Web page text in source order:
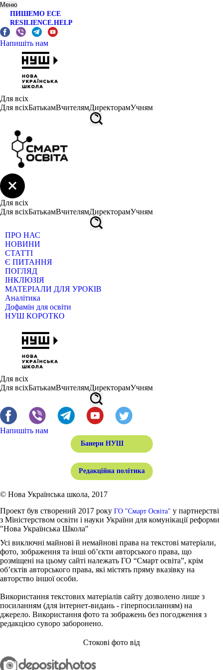
Меню
ПИШЕМО ЕСЕ
RESILIENCE.HELP
Напишіть нам
Для всіх
Для всіхБатькамВчителямДиректорамУчням
Для всіх
Для всіхБатькамВчителямДиректорамУчням
ПРО НАС
НОВИНИ
СТАТТІ
Є ПИТАННЯ
ПОГЛЯД
ІНКЛЮЗІЯ
МАТЕРІАЛИ ДЛЯ УРОКІВ
Аналітика
Дофамін для освіти
НУШ КОРОТКО
Для всіх
Для всіхБатькамВчителямДиректорамУчням
Напишіть нам
Банери НУШ
Редакційна політика
© Нова Українська школа, 2017
Проект був створений 2017 року ГО "Смарт Освіта" у партнерстві
з Міністерством освіти і науки України для комунікації реформи
"Нова Українська Школа"
Усі виключні майнові й немайнові права на текстові матеріали,
фото, зображення та інші об’єкти авторського права, що
розміщені на цьому сайті належать ГО “Смарт освіта”, крім
об’єктів авторського права, які містять пряму вказівку на
авторство іншої особи.
Використання текстових матеріалів сайту дозволено лише з
посиланням (для інтернет-видань - гіперпосиланням) на
джерело. Використання фото та зображень без погодження з
редакцією суворо заборонено.
Стокові фото від